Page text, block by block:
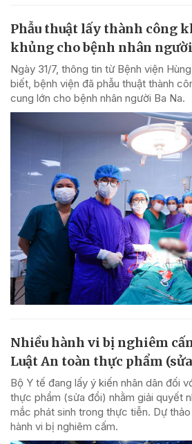
Phẫu thuật lấy thành công
khủng cho bệnh nhân người
Ngày 31/7, thông tin từ Bệnh viện
biết, bệnh viện đã phẫu thuật thành
cung lớn cho bệnh nhân người Ba Na.
Nhiều hành vi bị nghiêm
Luật An toàn thực phẩm
Bộ Y tế đang lấy ý kiến nhân dân đối
thực phẩm (sửa đổi) nhằm giải quyết
mắc phát sinh trong thực tiễn. Dự
hành vi bị nghiêm cấm.